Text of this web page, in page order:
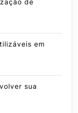
de
em
sua